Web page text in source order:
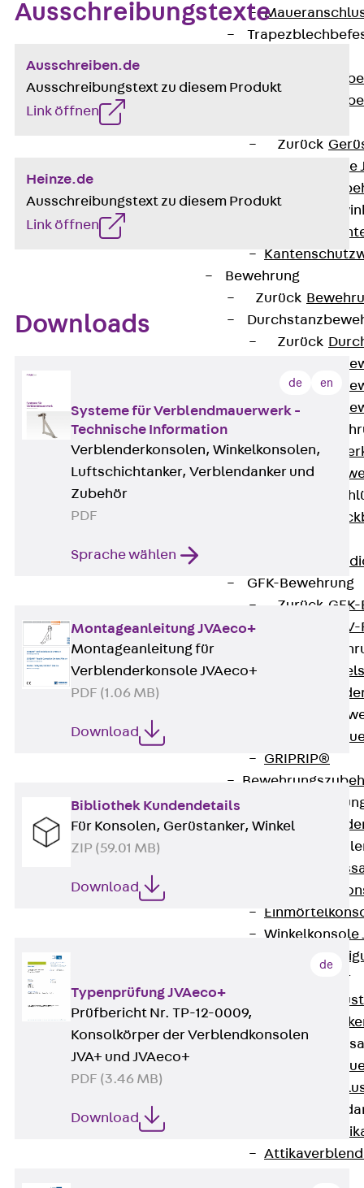
Zurück
Gerüstschuhe
Bewehrung
Zurück
Zurück
Zurück
GFK-Bewehrung
Zurück
FIBERNOX®
GRIPRIP®
Zurück
Winkelkonsole
Brüstungsanker
Attika-
Ausschreibungstexte
Ausschreiben.de
Ausschreibungstext zu diesem Produkt
Link öffnen
Heinze.de
Ausschreibungstext zu diesem Produkt
Link öffnen
Downloads
de en
Systeme für Verblendmauerwerk -
Technische Information
Verblenderkonsolen, Winkelkonsolen,
Luftschichtanker, Verblendanker und
Zubehör
PDF
Sprache wählen
Montageanleitung JVAeco+
Montageanleitung für
Verblenderkonsole JVAeco+
PDF (1.06 MB)
Download
Bibliothek Kundendetails
Für Konsolen, Gerüstanker, Winkel
ZIP (59.01 MB)
Download
de
Typenprüfung JVAeco+
Prüfbericht Nr. TP-12-0009,
Konsolkörper der Verblendkonsolen
JVA+ und JVAeco+
PDF (3.46 MB)
Download